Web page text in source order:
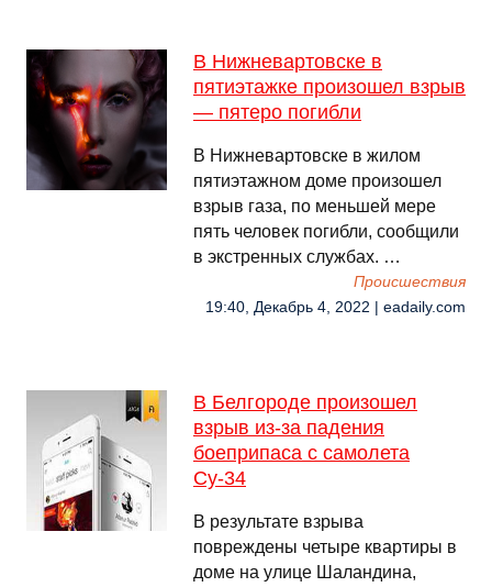
В Нижневартовске в
пятиэтажке произошел взрыв
— пятеро погибли
В Нижневартовске в жилом
пятиэтажном доме произошел
взрыв газа, по меньшей мере
пять человек погибли, сообщили
в экстренных службах. …
Происшествия
19:40, Декабрь 4, 2022 | eadaily.com
В Белгороде произошел
взрыв из-за падения
боеприпаса с самолета
Су-34
В результате взрыва
повреждены четыре квартиры в
доме на улице Шаландина,